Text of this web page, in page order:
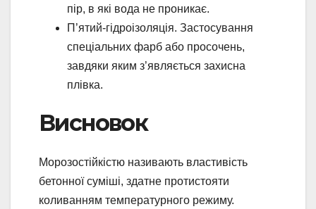
пір, в які вода не проникає.
П’ятий-гідроізоляція. Застосування
спеціальних фарб або просочень,
завдяки яким з’являється захисна
плівка.
Висновок
Морозостійкістю називають властивість
бетонної суміші, здатне протистояти
коливанням температурного режиму.